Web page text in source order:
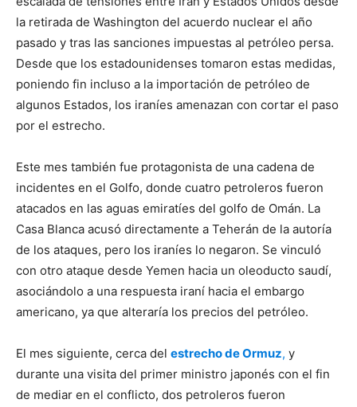
la retirada de Washington del acuerdo nuclear el año
pasado y tras las sanciones impuestas al petróleo persa.
Desde que los estadounidenses tomaron estas medidas,
poniendo fin incluso a la importación de petróleo de
algunos Estados, los iraníes amenazan con cortar el paso
por el estrecho.
Este mes también fue protagonista de una cadena de
incidentes en el Golfo, donde cuatro petroleros fueron
atacados en las aguas emiratíes del golfo de Omán. La
Casa Blanca acusó directamente a Teherán de la autoría
de los ataques, pero los iraníes lo negaron. Se vinculó
con otro ataque desde Yemen hacia un oleoducto saudí,
asociándolo a una respuesta iraní hacia el embargo
americano, ya que alteraría los precios del petróleo.
El mes siguiente, cerca del estrecho de Ormuz, y
durante una visita del primer ministro japonés con el fin
de mediar en el conflicto, dos petroleros fueron